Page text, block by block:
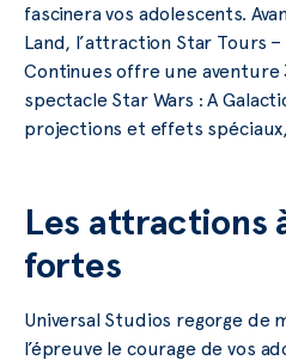
fascinera vos adolescents.
Land, l’attraction Star Tours
Continues offre une aventure
spectacle Star Wars : A
projections et effets
Les attractions
fortes
Universal Studios regorge de
l’épreuve le courage de vos